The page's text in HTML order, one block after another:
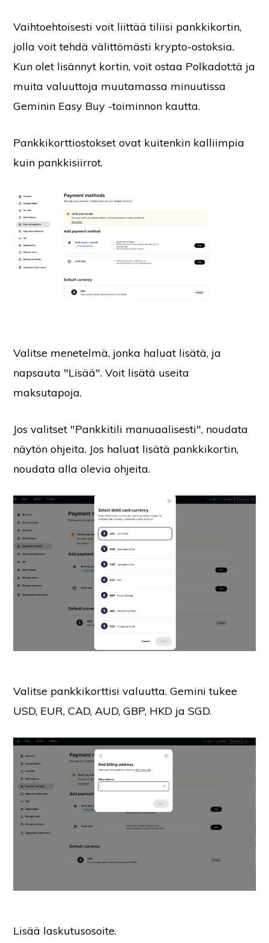
Vaihtoehtoisesti voit liittää tiliisi pankkikortin,
jolla voit tehdä välittömästi krypto-ostoksia.
Kun olet lisännyt kortin, voit ostaa Polkadot:tä ja
muita valuuttoja muutamassa minuutissa
Geminin Easy Buy -toiminnon kautta.
Pankkikorttiostokset ovat kuitenkin kalliimpia
kuin pankkisiirrot.
Valitse menetelmä, jonka haluat lisätä, ja
napsauta "Lisää". Voit lisätä useita
maksutapoja.
Jos valitset "Pankkitili manuaalisesti", noudata
näytön ohjeita. Jos haluat lisätä pankkikortin,
noudata alla olevia ohjeita.
Valitse pankkikorttisi valuutta. Gemini tukee
USD, EUR, CAD, AUD, GBP, HKD ja SGD.
Lisää laskutusosoite.